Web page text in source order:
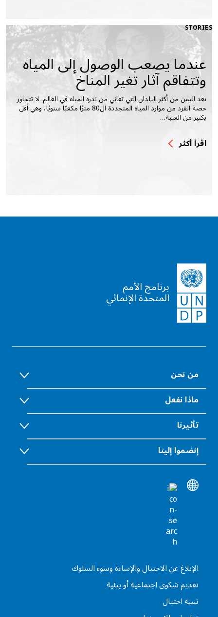
STORIES
عندما يصعب الوصول إلى المياه
وتتفاقم آثار تغير المناخ
يعد اليمن من أكثر البلدان التي تعاني من ندرة المياه في العالم. لا تتجاوز
حصة الفرد من موارد المياه المتجددة ال80 مترًا مكعبًا سنويًا، وهي أقل
بكثير من العتبة…
اقرأ أكثر
برنامج الأمم
المتحدة الإنمائي
من نحن
ماذا نفعل
تأثيرنا
إنضموا إلينا
الإبلاغ عن الاحتيال والإساءة وسوء السلوك
تقديم شكوى اجتماعية أو بيئية
تنبيه احتيال